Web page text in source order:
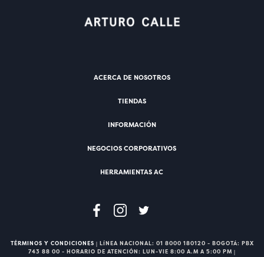
ACERCA DE NOSOTROS
TIENDAS
INFORMACIÓN
NEGOCIOS CORPORATIVOS
HERRAMIENTAS AC
TÉRMINOS Y CONDICIONES | LÍNEA NACIONAL: 01 8000 180120 - BOGOTÁ: PBX
743 88 00 - HORARIO DE ATENCIÓN: LUN-VIE 8:00 A.M A 5:00 PM |